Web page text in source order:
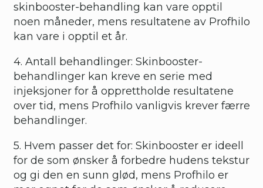
skinbooster-behandling kan vare opptil
noen måneder, mens resultatene av Profhilo
kan vare i opptil et år.
4. Antall behandlinger: Skinbooster-
behandlinger kan kreve en serie med
injeksjoner for å opprettholde resultatene
over tid, mens Profhilo vanligvis krever færre
behandlinger.
5. Hvem passer det for: Skinbooster er ideell
for de som ønsker å forbedre hudens tekstur
og gi den en sunn glød, mens Profhilo er